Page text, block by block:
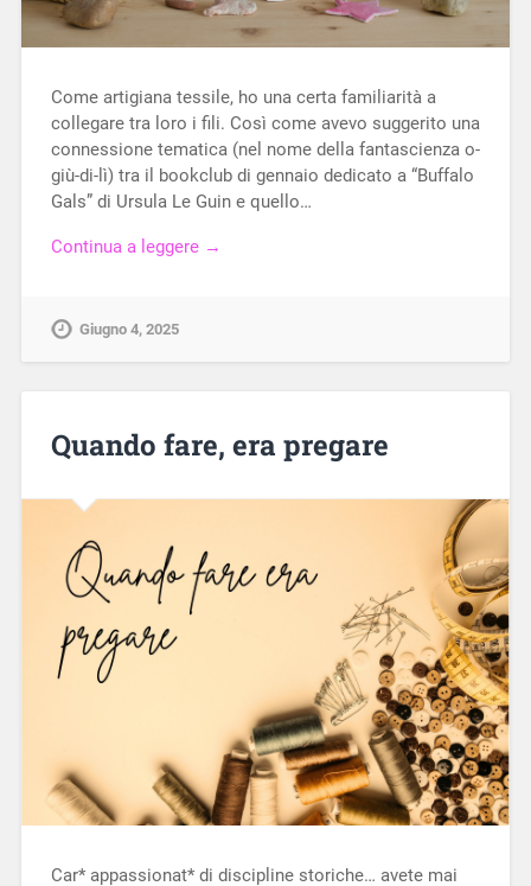
Come artigiana tessile, ho una certa familiarità a
collegare tra loro i fili. Così come avevo suggerito una
connessione tematica (nel nome della fantascienza o-
giù-di-lì) tra il bookclub di gennaio dedicato a “Buffalo
Gals” di Ursula Le Guin e quello…
Continua a leggere →
Giugno 4, 2025
Quando fare, era pregare
Car* appassionat* di discipline storiche… avete mai